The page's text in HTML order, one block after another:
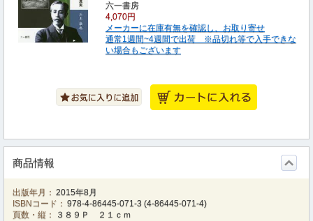
六一書房
4,070円
メーカーに在庫有無を確認し、お取り寄せ
通常1週間~4週間で出荷 ※品切れ等で入手できな
い場合もございます
商品情報
出版年月： 2015年8月
ISBNコード： 978-4-86445-071-3 (4-86445-071-4)
頁数・縦：
３８９Ｐ ２１ｃｍ